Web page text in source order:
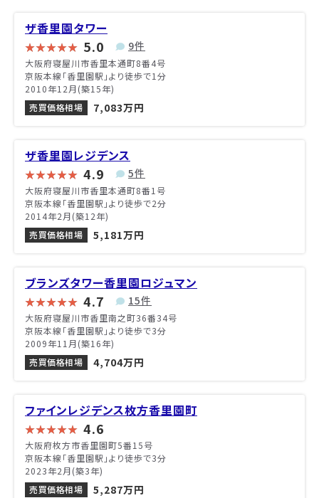
ザ香里園タワー
5.0 9件
大阪府寝屋川市香里本通町8番4号
京阪本線「香里園駅」より徒歩で1分
2010年12月(築15年)
売買価格相場
7,083万円
ザ香里園レジデンス
4.9 5件
大阪府寝屋川市香里本通町8番1号
京阪本線「香里園駅」より徒歩で2分
2014年2月(築12年)
売買価格相場
5,181万円
ブランズタワー香里園ロジュマン
4.7 15件
大阪府寝屋川市香里南之町36番34号
京阪本線「香里園駅」より徒歩で3分
2009年11月(築16年)
売買価格相場
4,704万円
ファインレジデンス枚方香里園町
4.6
大阪府枚方市香里園町5番15号
京阪本線「香里園駅」より徒歩で3分
2023年2月(築3年)
売買価格相場
5,287万円